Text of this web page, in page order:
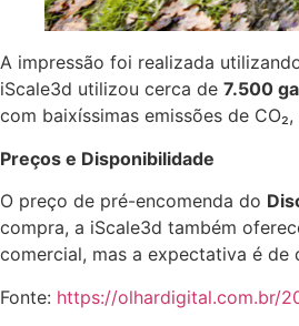
A impressão foi realizada
iScale3d utilizou cerca de 7.500
com baixíssimas emissões de
Preços e Disponibilidade
O preço de pré-encomenda do
compra, a iScale3d também
comercial, mas a expectativa é
Fonte: https://olhardigital.com.br/